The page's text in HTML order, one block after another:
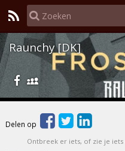
Raunchy [DK]
Delen op
Ontbreek er iets, of zie je